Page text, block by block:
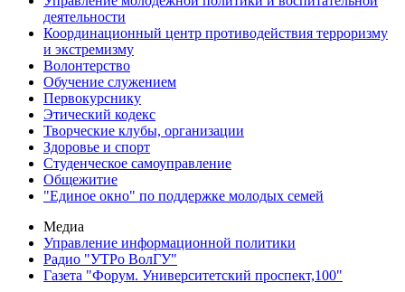
деятельности
Координационный центр противодействия терроризму
и экстремизму
Волонтерство
Обучение служением
Первокурснику
Этический кодекс
Творческие клубы, организации
Здоровье и спорт
Студенческое самоуправление
Общежитие
"Единое окно" по поддержке молодых семей
Медиа
Управление информационной политики
Радио "УТРо ВолГУ"
Газета "Форум. Университетский проспект,100"